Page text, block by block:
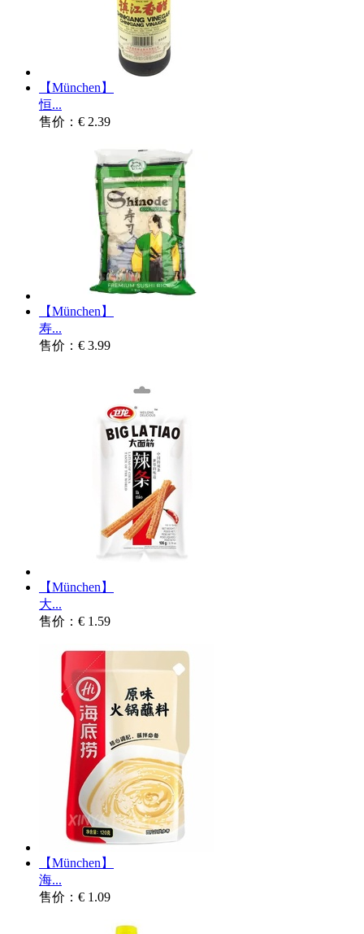
【München】
恒...
售价：€ 2.39
【München】
寿...
售价：€ 3.99
【München】
大...
售价：€ 1.59
【München】
海...
售价：€ 1.09